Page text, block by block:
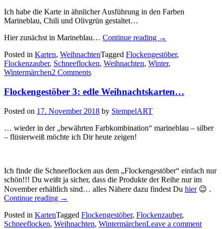
Ich habe die Karte in ähnlicher Ausführung in den Farben
Marineblau, Chili und Olivgrün gestaltet…
Hier zunächst in Marineblau… Continue reading „Flockengestöber
Den
Weihnachtsbaum
Wintermärchen…“
→
Posted in Karten, WeihnachtenTagged Flockengestöber,
Flockenzauber, Schneeflocken, Weihnachten, Winter,
Wintermärchen2 Comments
Flockengestöber 3: edle Weihnachtskarten…
Posted on 17. November 2018 by StempelART
… wieder in der „bewährten Farbkombination“ marineblau – silber
– flüsterweiß möchte ich Dir heute zeigen!
Ich finde die Schneeflocken aus dem „Flockengestöber“ einfach nur
schön!!! Du weißt ja sicher, dass die Produkte der Reihe nur im
November erhältlich sind… alles Nähere dazu findest Du hier😉 .
Continue reading „Flockengestöber
edle
Weihnachtskarten…“
→
Posted in KartenTagged Flockengestöber, Flockenzauber,
Schneeflocken, Weihnachten, WintermärchenLeave a comment